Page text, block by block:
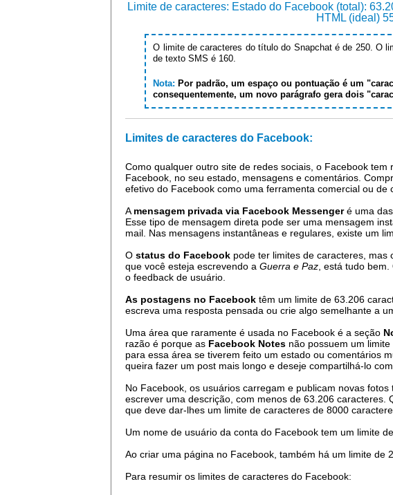
Limite de caracteres: Estado do Facebook (total):
HTML (ideal)
O limite de caracteres do título do Snapchat é de 250. O
de texto SMS é 160.
Nota: Por padrão, um espaço ou pontuação é um
consequentemente, um novo parágrafo gera dois
Limites de caracteres do Facebook:
Como qualquer outro site de redes sociais, o Facebook
Facebook, no seu estado, mensagens e comentários.
efetivo do Facebook como uma ferramenta comercial ou de
A mensagem privada via Facebook Messengeré uma das
Esse tipo de mensagem direta pode ser uma mensagem
mail. Nas mensagens instantâneas e regulares, existe um
O status do Facebook pode ter limites de caracteres,
que você esteja escrevendo a Guerra e Paz , está tudo
o feedback de usuário.
As postagens no Facebook têm um limite de 63.206
escreva uma resposta pensada ou crie algo semelhante a
Uma área que raramente é usada no Facebook é a seção
razão é porque as Facebook Notes não possuem um
para essa área se tiverem feito um estado ou comentários
queira fazer um post mais longo e deseje compartilhá-lo
No Facebook, os usuários carregam e publicam novas
escrever uma descrição, com menos de 63.206
que deve dar-lhes um limite de caracteres de 8000
Um nome de usuário da conta do Facebook tem um limite
Ao criar uma página no Facebook, também há um limite de
Para resumir os limites de caracteres do Facebook: